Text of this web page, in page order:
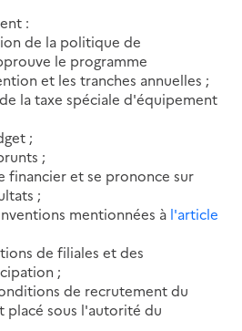
:
de la politique de
le programme
et les tranches annuelles ;
la taxe spéciale d'équipement
;
;
financier et se prononce sur
;
mentionnées à l'article
de filiales et des
;
de recrutement du
placé sous l'autorité du